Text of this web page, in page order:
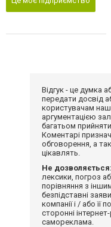
Відгук - це думка
передати досвід
користувачам
аргументацією
багатьом
Коментарі
обговорення, а
цікавлять.
Не дозволяється:
лексики, погроз
порівняння з
безпідставні
компанії і / або її
сторонні
самореклама.